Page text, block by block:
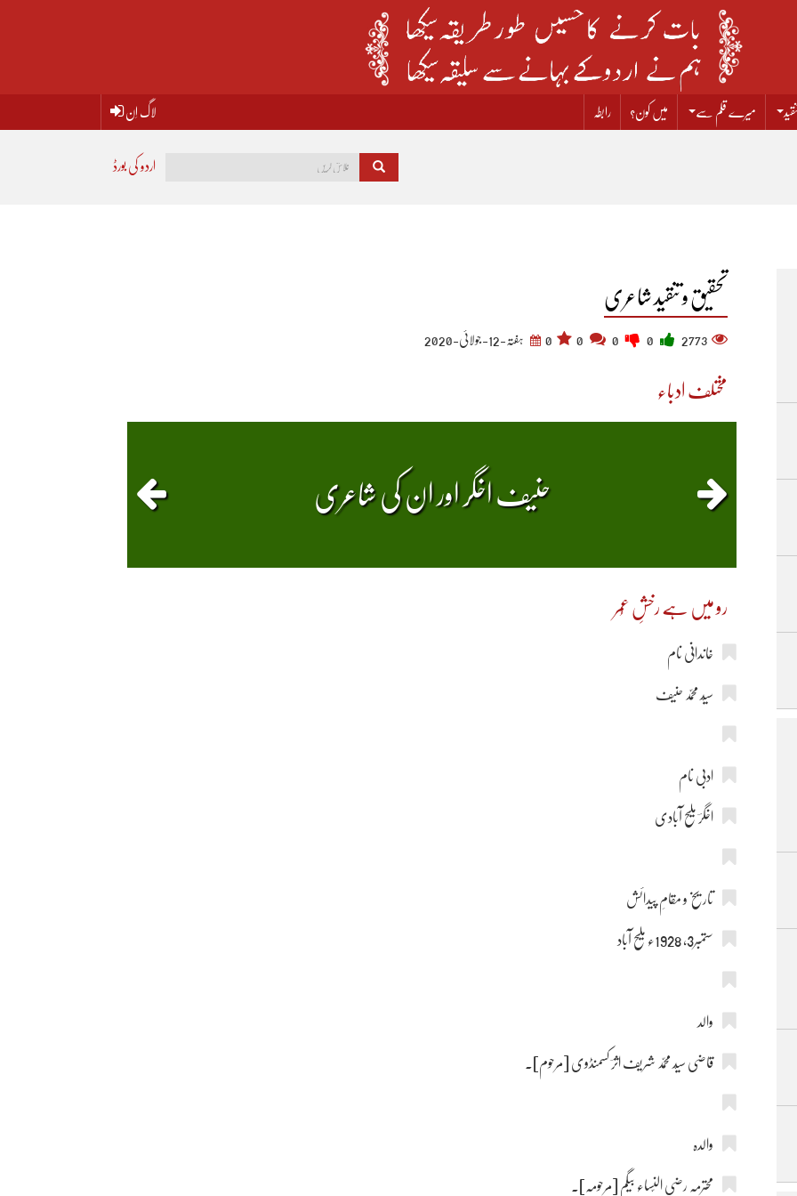
میرے قلم سے میں کون؟ رابطہ لاگ اِن
اردو کی بورڈ
تحقیق و تنقید شاعری
2773
0 ہفتہ-12-جولائی-2020
مختلف ادباء
حنیف اخگر اور ان کی شاعری
رو میں ہے رخشِ عُمر
خاندانی نام
سیّد محمّد حنیف
ادبی نام
اخگرؔ ملیح آبادی
تاریخ و مقامِ پیدائش
ستمبر3, 1928ء ملیح آباد
والد
قاضی سیّد محمّد شریف اثرؔ کسمنڈوی [مرحوم]۔
والدہ
محترمہ رضی النّساء بیگم [مرحومہ]۔